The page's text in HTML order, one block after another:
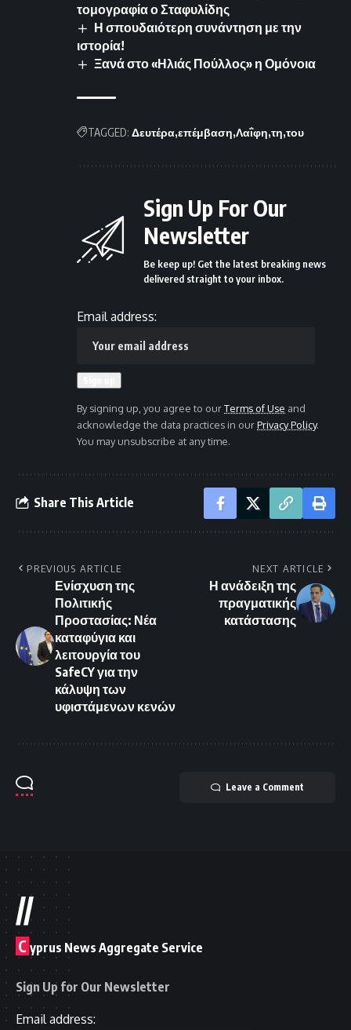
τομογραφία ο Σταφυλίδης
Η σπουδαιότερη συνάντηση με την
ιστορία!
Ξανά στο «Ηλιάς Πούλλος» η Ομόνοια
TAGGED: Δευτέρα επέμβαση Λαΐφη τη του
Sign Up For Our
Newsletter
Be keep up! Get the latest breaking news
delivered straight to your inbox.
Email address:
By signing up, you agree to ourTerms of Use and
acknowledge the data practices in ourPrivacy Policy.
You may unsubscribe at any time.
Share This Article
PREVIOUS ARTICLE
Ενίσχυση της
Πολιτικής
Προστασίας: Νέα
καταφύγια και
λειτουργία του
SafeCY για την
κάλυψη των
υφιστάμενων κενών
NEXT ARTICLE
Η ανάδειξη της
πραγματικής
κατάστασης
Leave a Comment
//
C yprus News Aggregate Service
Sign Up for Our Newsletter
Email address: